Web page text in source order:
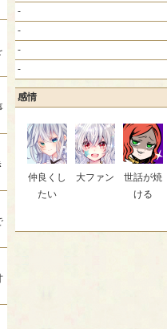
-
-
-
-
感情
仲良くし
たい
大ファン
世話が焼
ける